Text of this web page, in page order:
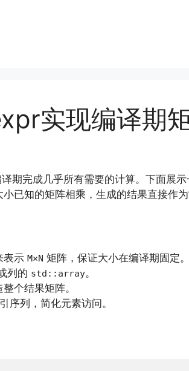
实现编译期
期完成几乎所有需要的计算。下面展示
已知的矩阵相乘，生成的结果直接作
表示 M×N 矩阵，保证大小在编译期固定。
列的 std::array。
个结果矩阵。
序列，简化元素访问。